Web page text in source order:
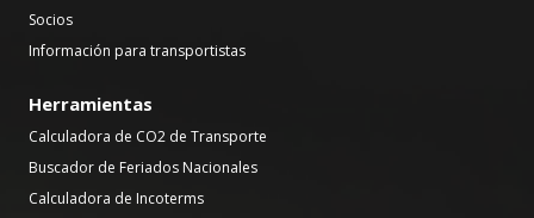
Socios
Información para transportistas
Herramientas
Calculadora de CO2 de Transporte
Buscador de Feriados Nacionales
Calculadora de Incoterms